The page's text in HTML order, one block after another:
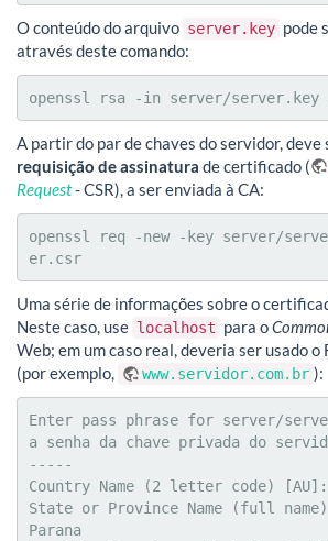
O conteúdo do arquivo server.key pode
através deste comando:
openssl rsa -in server/
A partir do par de chaves do servidor, deve
requisição de assinatura de certificado (
Request- CSR), a ser enviada à CA:
openssl req -new -key server/
er.csr
Uma série de informações sobre o
Neste caso, use localhost para o
Web; em um caso real, deveria ser usado
(por exemplo,
www.servidor.com.br ):
Enter pass phrase for server/
a senha da chave privada do
-----
Country Name (2 letter code) [AU]:
State or Province Name (full
Parana